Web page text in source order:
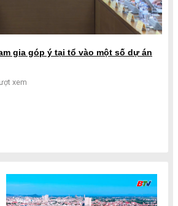
gia góp ý tại tổ vào một số dự án
xem